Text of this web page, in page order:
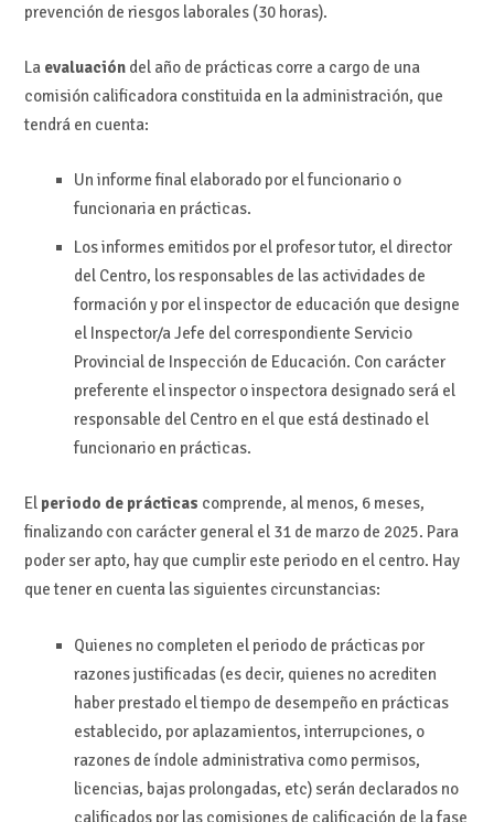
prevención de riesgos laborales (30 horas).
La evaluacióndel año de prácticas corre a cargo de una
comisión calificadora constituida en la administración, que
tendrá en cuenta:
Un informe final elaborado por el funcionario o
funcionaria en prácticas.
Los informes emitidos por el profesor tutor, el director
del Centro, los responsables de las actividades de
formación y por el inspector de educación que designe
el Inspector/a Jefe del correspondiente Servicio
Provincial de Inspección de Educación. Con carácter
preferente el inspector o inspectora designado será el
responsable del Centro en el que está destinado el
funcionario en prácticas.
El periodo de prácticas comprende, al menos, 6 meses,
finalizando con carácter general el 31 de marzo de 2025. Para
poder ser apto, hay que cumplir este periodo en el centro. Hay
que tener en cuenta las siguientes circunstancias:
Quienes no completen el periodo de prácticas por
razones justificadas (es decir, quienes no acrediten
haber prestado el tiempo de desempeño en prácticas
establecido, por aplazamientos, interrupciones, o
razones de índole administrativa como permisos,
licencias, bajas prolongadas, etc) serán declarados no
calificados por las comisiones de calificación de la fase